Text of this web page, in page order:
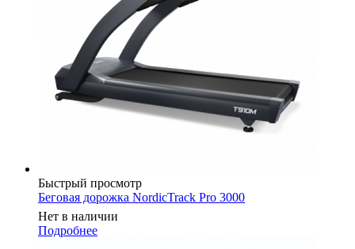
Быстрый просмотр
Беговая дорожка NordicTrack Pro 3000
Нет в наличии
Подробнее